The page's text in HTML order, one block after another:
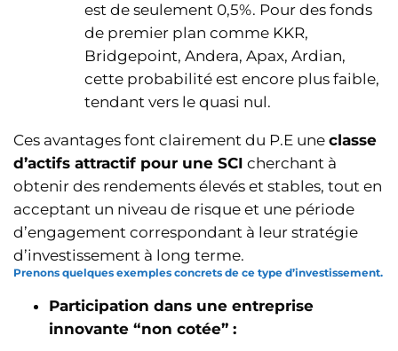
est de seulement 0,5%. Pour des fonds
de premier plan comme KKR,
Bridgepoint, Andera, Apax, Ardian,
cette probabilité est encore plus faible,
tendant vers le quasi nul.
Ces avantages font clairement du P.E une classe
d’actifs attractif pour une SCI cherchant à
obtenir des rendements élevés et stables, tout en
acceptant un niveau de risque et une période
d’engagement correspondant à leur stratégie
d’investissement à long terme.
Prenons quelques exemples concrets de ce type d’investissement.
Participation dans une entreprise
innovante “non cotée” :